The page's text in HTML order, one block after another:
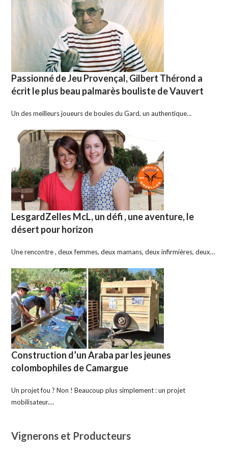
Passionné de Jeu Provençal, Gilbert Thérond a
écrit le plus beau palmarès bouliste de Vauvert
Un des meilleurs joueurs de boules du Gard, un authentique…
LesgardZelles McL, un défi , une aventure, le
désert pour horizon
Une rencontre , deux femmes, deux mamans, deux infirmières, deux…
Construction d’un Araba par les jeunes
colombophiles de Camargue
Un projet fou ? Non ! Beaucoup plus simplement : un projet
mobilisateur.…
Vignerons et Producteurs